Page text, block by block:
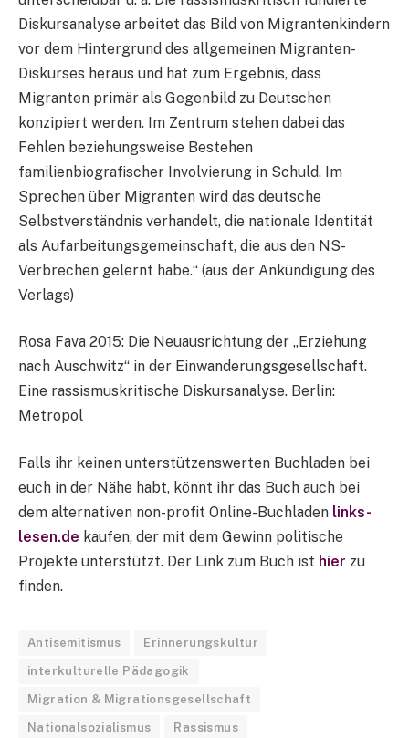
Diskursanalyse arbeitet das Bild von Migrantenkindern
vor dem Hintergrund des allgemeinen Migranten-
Diskurses heraus und hat zum Ergebnis, dass
Migranten primär als Gegenbild zu Deutschen
konzipiert werden. Im Zentrum stehen dabei das
Fehlen beziehungsweise Bestehen
familienbiografischer Involvierung in Schuld. Im
Sprechen über Migranten wird das deutsche
Selbstverständnis verhandelt, die nationale Identität
als Aufarbeitungsgemeinschaft, die aus den NS-
Verbrechen gelernt habe.“ (aus der Ankündigung des
Verlags)
Rosa Fava 2015: Die Neuausrichtung der „Erziehung
nach Auschwitz“ in der Einwanderungsgesellschaft.
Eine rassismuskritische Diskursanalyse. Berlin:
Metropol
Falls ihr keinen unterstützenswerten Buchladen bei
euch in der Nähe habt, könnt ihr das Buch auch bei
dem alternativen non-profit Online-Buchladen links-
lesen.de kaufen, der mit dem Gewinn politische
Projekte unterstützt. Der Link zum Buch ist hier zu
finden.
Antisemitismus Erinnerungskultur
interkulturelle Pädagogik
Migration & Migrationsgesellschaft
Nationalsozialismus Rassismus